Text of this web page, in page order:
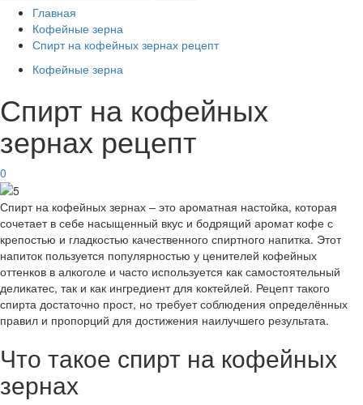
Главная
Кофейные зерна
Спирт на кофейных зернах рецепт
Кофейные зерна
Спирт на кофейных
зернах рецепт
0
Спирт на кофейных зернах – это ароматная настойка, которая
сочетает в себе насыщенный вкус и бодрящий аромат кофе с
крепостью и гладкостью качественного спиртного напитка. Этот
напиток пользуется популярностью у ценителей кофейных
оттенков в алкоголе и часто используется как самостоятельный
деликатес, так и как ингредиент для коктейлей. Рецепт такого
спирта достаточно прост, но требует соблюдения определённых
правил и пропорций для достижения наилучшего результата.
Что такое спирт на кофейных
зернах